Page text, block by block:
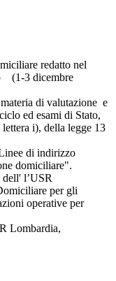
redatto nel
(1-3 dicembre
di valutazione e
ed esami di Stato,
i), della legge 13
di indirizzo
domiciliare".
dell' l’USR
per gli
operative per
Lombardia,